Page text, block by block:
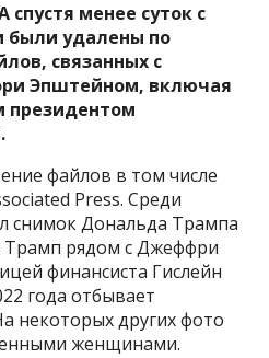
менее суток с
были удалены по
связанных с
Эпштейном, включая
президентом
файлов в том числе
Press. Среди
снимок Дональда Трампа
Трамп рядом с Джеффри
финансиста Гислейн
года отбывает
некоторых других фото
женщинами.